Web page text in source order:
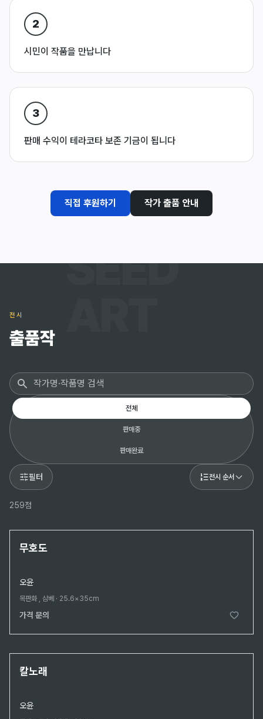
2
시민이 작품을 만납니다
3
판매 수익이 테라코타 보존 기금이 됩니다
직접 후원하기 작가 출품 안내
SEED
전시
출품작
작품 검색
판매 상태 필터 전체
판매중
판매완료
필터 전시 순서
259점
생전 진작(眞作)
무호도
오윤
목판화 , 삼베 · 25.6×35cm
가격 문의
생전 진작(眞作)
칼노래
오윤